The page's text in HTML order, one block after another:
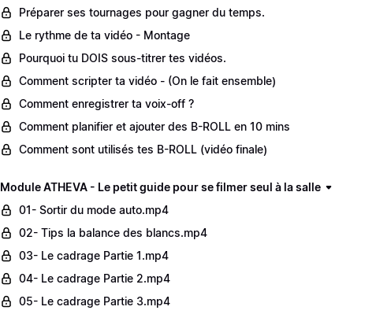
Préparer ses tournages pour gagner du temps.
Le rythme de ta vidéo - Montage
Pourquoi tu DOIS sous-titrer tes vidéos.
Comment scripter ta vidéo - (On le fait ensemble)
Comment enregistrer ta voix-off ?
Comment planifier et ajouter des B-ROLL en 10 mins
Comment sont utilisés tes B-ROLL (vidéo finale)
Module ATHEVA - Le petit guide pour se filmer seul à la salle
01- Sortir du mode auto.mp4
02- Tips la balance des blancs.mp4
03- Le cadrage Partie 1.mp4
04- Le cadrage Partie 2.mp4
05- Le cadrage Partie 3.mp4